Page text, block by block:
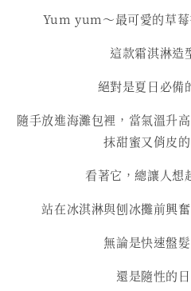
Yum yum～最可愛的草莓
這款霜淇淋造
絕對是夏日必備
隨手放進海灘包裡，當氣溫升
抹甜蜜又俏皮
看著它，總讓人想
站在冰淇淋與刨冰攤前興
無論是快速盤
還是隨性的